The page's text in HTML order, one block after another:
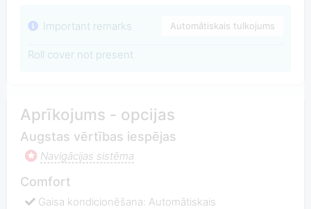
Important remarks Automātiskais tulkojums
Roll cover not present
Aprīkojums - opcijas
Augstas vērtības iespējas
Navigācijas sistēma
Comfort
Gaisa kondicionēšana: Automātiskais